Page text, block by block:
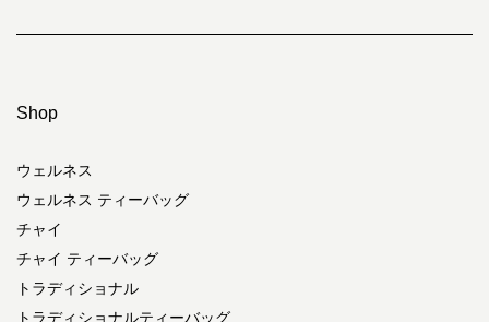
Shop
ウェルネス
ウェルネス ティーバッグ
チャイ
チャイ ティーバッグ
トラディショナル
トラディショナルティーバッグ